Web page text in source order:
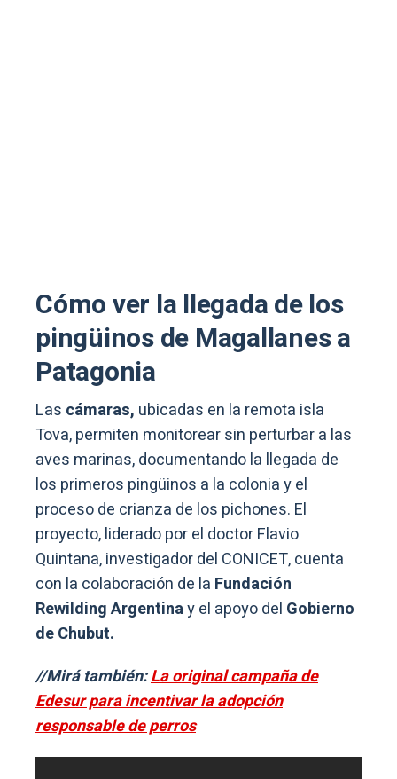
Cómo ver la llegada de los
pingüinos de Magallanes a
Patagonia
Las cámaras, ubicadas en la remota isla
Tova, permiten monitorear sin perturbar a las
aves marinas, documentando la llegada de
los primeros pingüinos a la colonia y el
proceso de crianza de los pichones. El
proyecto, liderado por el doctor Flavio
Quintana, investigador del CONICET, cuenta
con la colaboración de la Fundación
Rewilding Argentinay el apoyo del Gobierno
de Chubut.
//Mirá también:La original campaña de
Edesur para incentivar la adopción
responsable de perros